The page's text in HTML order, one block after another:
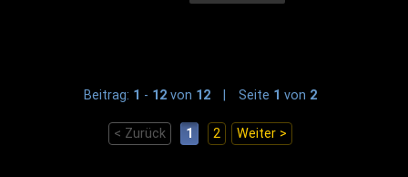
Beitrag: 1 - 12von 12 Seite 1 von 2
< Zurück 1 2 Weiter >